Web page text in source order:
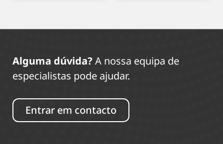
Alguma dúvida? A nossa equipa de
especialistas pode ajudar.
Entrar em contacto